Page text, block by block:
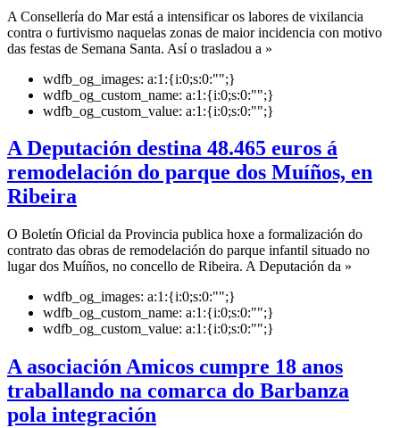
A Consellería do Mar está a intensificar os labores de vixilancia
contra o furtivismo naquelas zonas de maior incidencia con motivo
das festas de Semana Santa. Así o trasladou a »
wdfb_og_images: a:1:{i:0;s:0:"";}
wdfb_og_custom_name: a:1:{i:0;s:0:"";}
wdfb_og_custom_value: a:1:{i:0;s:0:"";}
A Deputación destina 48.465 euros á
remodelación do parque dos Muíños, en
Ribeira
O Boletín Oficial da Provincia publica hoxe a formalización do
contrato das obras de remodelación do parque infantil situado no
lugar dos Muíños, no concello de Ribeira. A Deputación da »
wdfb_og_images: a:1:{i:0;s:0:"";}
wdfb_og_custom_name: a:1:{i:0;s:0:"";}
wdfb_og_custom_value: a:1:{i:0;s:0:"";}
A asociación Amicos cumpre 18 anos
traballando na comarca do Barbanza
pola integración